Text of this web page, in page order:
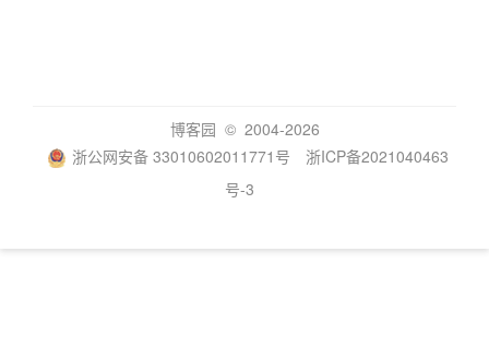
博客园 © 2004-2026
浙公网安备 33010602011771号
浙ICP备2021040463
号-3